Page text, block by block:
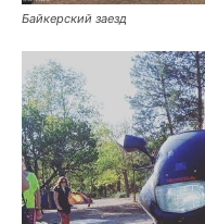
Байкерский заезд